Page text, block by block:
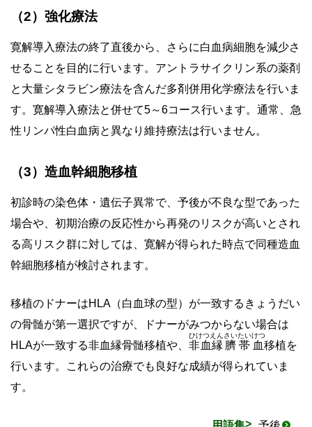
（2）強化療法
寛解導入療法の終了直後から、さらに白血病細胞を減少さ
せることを目的に行います。アントラサイクリン系の薬剤
と大量シタラビン療法を含んだ多剤併用化学療法を行いま
す。寛解導入療法と併せて5～6コース行います。通常、急
性リンパ性白血病と異なり維持療法は行いません。
（3）造血幹細胞移植
初診時の染色体・遺伝子異常で、予後が不良な型であった
場合や、初期治療の反応性から再発のリスクが高いとされ
る高リスク群に対しては、寛解が得られた時点で同種造血
幹細胞移植が検討されます。
移植のドナーはHLA（白血球の型）が一致するきょうだい
の骨髄が第一選択ですが、ドナーがみつからない場合は
HLAが一致する非血縁骨髄移植や、 非血縁
ひけつえん
臍帯血
さいたいけつ
移植を
行います。これらの治療でも良好な成績が得られていま
す。